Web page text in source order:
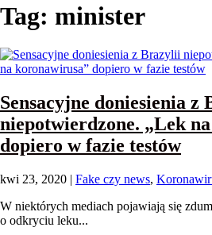
Tag: minister
Sensacyjne doniesienia z
niepotwierdzone. „Lek
dopiero w fazie testów
kwi 23, 2020 | Fake czy news,
W niektórych mediach pojawiają się
o odkryciu leku...